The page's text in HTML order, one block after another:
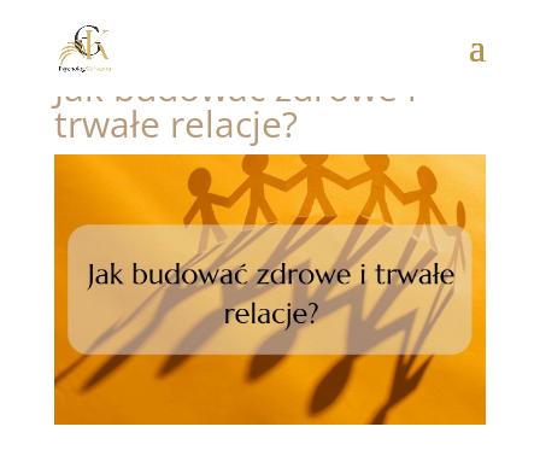
Jak budować zdrowe i
trwałe relacje?